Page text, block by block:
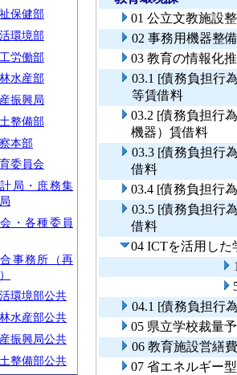
保健部
環境部
労働部
水産部
振興局
整備部
本部
委員会
局・庶務集
・各種委員
事務所（再
環境部公共
水産部公共
振興局公共
整備部公共
01 公立文教施設
02 事務用機器整
03 教育の情報化
03.1 [債務負担行
等賃借料
03.2 [債務負担行
機器）賃借料
03.3 [債務負担行
借料
03.4 [債務負担行
03.5 [債務負担行
借料
04 ICTを活用し
04.1 [債務負担行
05 県立学校裁量
06 教育施設営繕費
07 省エネルギー